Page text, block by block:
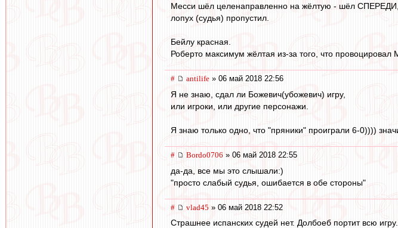
Месси шёл целенаправленно на жёлтую - шёл СПЕРЕДИ,
лопух (судья) пропустил.
Бейлу красная.
Роберто максимум жёлтая из-за того, что провоцировал
# antilife » 06 май 2018 22:56
Я не знаю, сдал ли Божевич(убожевич) игру,
или игроки, или другие персонажи.
Я знаю только одно, что "пряники" проиграли 6-0))))
# Bordo0706 » 06 май 2018 22:55
да-да, все мы это слышали:)
"просто слабый судья, ошибается в обе стороны"
# vlad45 » 06 май 2018 22:52
Страшнее испанских судей нет. Долбоеб портит всю